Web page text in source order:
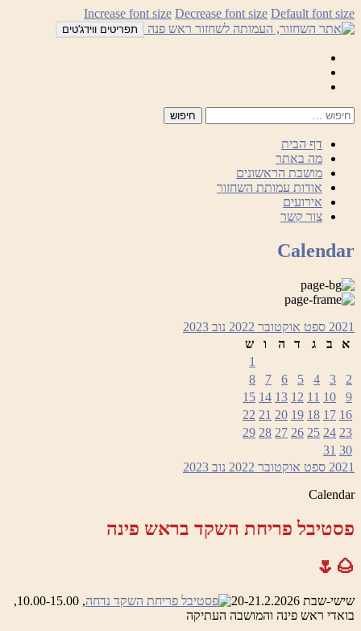
לדלג
לתוכן
Increase font size Decrease font size Default font size
תפריטים ווידג'טים
דף הבית
מה באתר
מושבת הראשונים
אודות עמותת השחזור
אירועים
צור קשר
Calendar
2021 ספט אוקטובר 2022 נוב 2023
א
ב ג ד ה ו
ש
1
2
3
4
5
6
7
8
9
10
11
12
13
14
15
16
17
18
19
20
21
22
23
24
25
26
27
28
29
30
31
2021 ספט אוקטובר 2022 נוב 2023
Calendar
פסטיבל פריחת השקד בראש פינה
🌰🌷
שישי-שבת 20-21.2.2026
, 10.00-15.00,
בואדי ראש פינה והמושבה העתיקה